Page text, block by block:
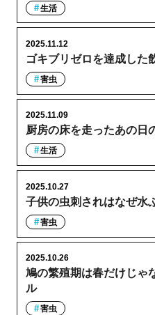
生活
ゴキブリゼロを達成した
2025.11.12
害虫
厨房の床を走ったあの日
2025.11.09
生活
子供の虫刺されはなぜ水
2025.10.27
害虫
鳩の繁殖期は春だけじゃ
ル
2025.10.26
害虫